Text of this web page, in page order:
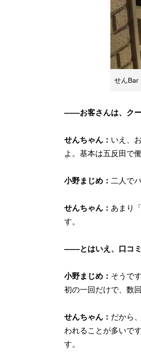
せんBar
――お客さんは、クー
せんちゃん： いえ、
よ。基本は五反田で
小野まじめ： 二人で
せんちゃん： あまり
す。
――とはいえ、口コミ
小野まじめ： そうで
初の一回だけで、数
せんちゃん： だから
われることが多いで
す。